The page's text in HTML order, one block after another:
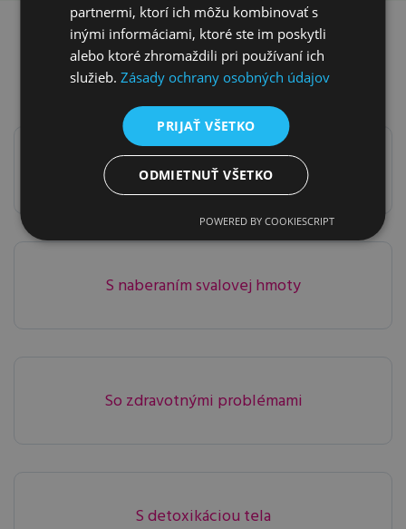
Ako vám môžeme
pomôcť v klinike?
S chudnutím
S naberaním svalovej hmoty
So zdravotnými problémami
S detoxikáciou tela
partnermi, ktorí ich môžu kombinovať s
inými informáciami, ktoré ste im poskytli
alebo ktoré zhromaždili pri používaní ich
služieb.Zásady ochrany osobných údajov
PRIJAŤ VŠETKO
ODMIETNUŤ VŠETKO
POWERED BY COOKIESCRIPT